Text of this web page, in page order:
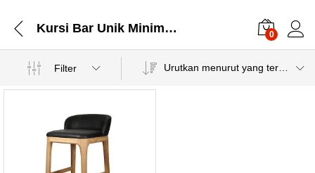
Kursi Bar Unik Minimalis Jok 0
Filter